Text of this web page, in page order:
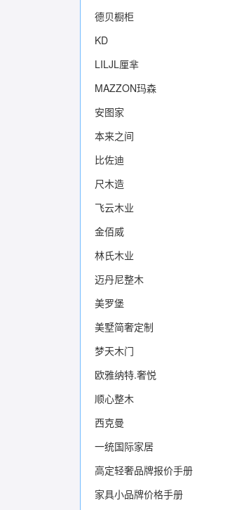
德贝橱柜
KD
LILJL厘芈
MAZZON玛森
安图家
本来之间
比佐迪
尺木造
飞云木业
金佰威
林氏木业
迈丹尼整木
美罗堡
美墅简奢定制
梦天木门
欧雅纳特.奢悦
顺心整木
西克曼
一统国际家居
高定轻奢品牌报价手册
家具小品牌价格手册